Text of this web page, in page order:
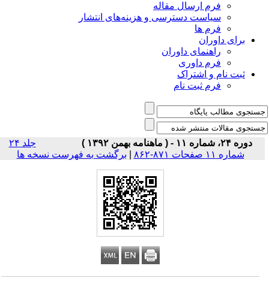
فرم ارسال مقاله
سیاست دسترسی و هزینه‌های انتشار
فرم ها
برای داوران
راهنمای داوران
فرم داوری
ثبت نام و اشتراک
فرم ثبت نام
دوره ۲۴، شماره ۱۱ - ( ماهنامه بهمن ۱۳۹۲ )
جلد ۲۴
شماره ۱۱ صفحات ۸۷۱-۸۶۲
| برگشت به فهرست نسخه ها